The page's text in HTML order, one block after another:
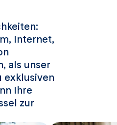
Internet,
als unser
exklusiven
Ihre
zur